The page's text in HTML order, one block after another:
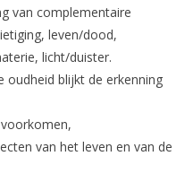
van complementaire
leven/dood,
licht/duister.
oudheid blijkt de erkenning
van het leven en van de